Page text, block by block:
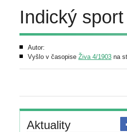
Indický sport
Autor:
Vyšlo v časopise Živa 4/1903 na
Aktuality